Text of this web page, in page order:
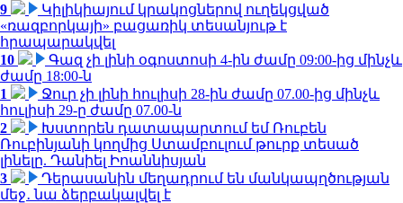
9
Կիլիկիայում կրակոցներով ուղեկցված
«ռազբորկայի» բացառիկ տեսանյութ է
հրապարակվել
10
Գազ չի լինի օգոստոսի 4-ին ժամը 09:00-ից մինչև
ժամը 18:00-ն
1
Ջուր չի լինի հուլիսի 28-ին ժամը 07.00-ից մինչև
հուլիսի 29-ը ժամը 07.00-ն
2
Խստորեն դատապարտում եմ Ռուբեն
Ռուբինյանի կողմից Ստամբուլում թուրք տեսած
լինելը. Դանիել Իոաննիսյան
3
Դերասանին մեղադրում են մանկապղծության
մեջ․ նա ձերբակալվել է